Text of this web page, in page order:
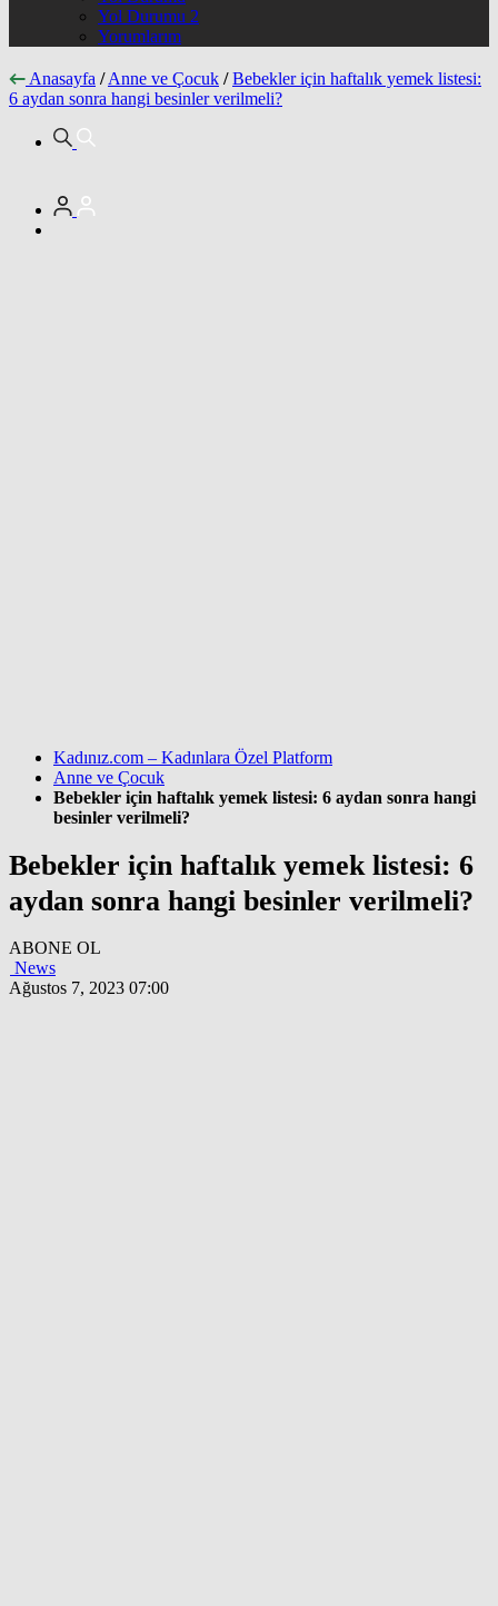
Yol Durumu 2
Yorumlarım
Anasayfa /Anne ve Çocuk / Bebekler için haftalık yemek listesi:
6 aydan sonra hangi besinler verilmeli?
Kadınız.com – Kadınlara Özel Platform
Anne ve Çocuk
Bebekler için haftalık yemek listesi: 6 aydan sonra hangi
besinler verilmeli?
Bebekler için haftalık yemek listesi: 6
aydan sonra hangi besinler verilmeli?
ABONE OL
News
Ağustos 7, 2023 07:00